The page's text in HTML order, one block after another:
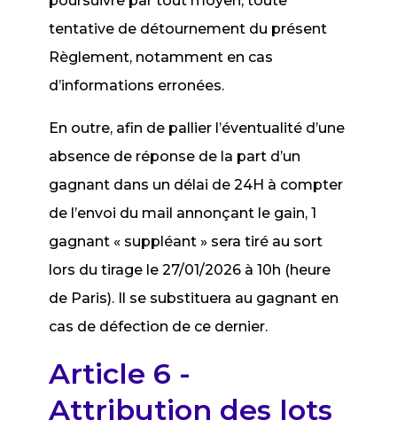
tentative de détournement du présent
Règlement, notamment en cas
d’informations erronées.
En outre, afin de pallier l’éventualité d’une
absence de réponse de la part d’un
gagnant dans un délai de 24H à compter
de l’envoi du mail annonçant le gain, 1
gagnant « suppléant » sera tiré au sort
lors du tirage le 27/01/2026 à 10h (heure
de Paris). Il se substituera au gagnant en
cas de défection de ce dernier.
Article 6 -
Attribution des lots